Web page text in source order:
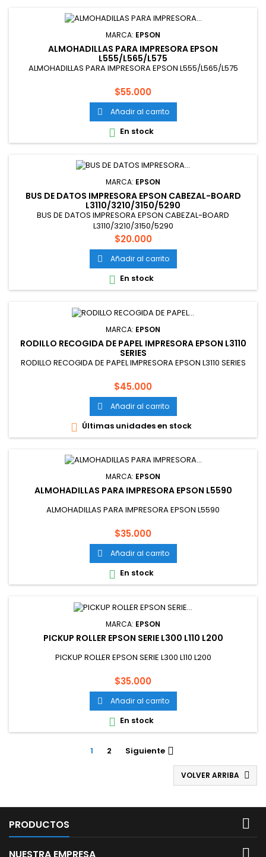
MARCA: EPSON
ALMOHADILLAS PARA IMPRESORA EPSON
L555/L565/L575
ALMOHADILLAS PARA IMPRESORA EPSON L555/L565/L575
Precio
$55.000
 Añadir al carrito
 En stock
MARCA: EPSON
BUS DE DATOS IMPRESORA EPSON CABEZAL-BOARD
L3110/3210/3150/5290
BUS DE DATOS IMPRESORA EPSON CABEZAL-BOARD
L3110/3210/3150/5290
Precio
$20.000
 Añadir al carrito
 En stock
MARCA: EPSON
RODILLO RECOGIDA DE PAPEL IMPRESORA EPSON L3110
SERIES
RODILLO RECOGIDA DE PAPEL IMPRESORA EPSON L3110 SERIES
Precio
$45.000
 Añadir al carrito
 Últimas unidades en stock
MARCA: EPSON
ALMOHADILLAS PARA IMPRESORA EPSON L5590
ALMOHADILLAS PARA IMPRESORA EPSON L5590
Precio
$35.000
 Añadir al carrito
 En stock
MARCA: EPSON
PICKUP ROLLER EPSON SERIE L300 L110 L200
PICKUP ROLLER EPSON SERIE L300 L110 L200
Precio
$35.000
 Añadir al carrito
 En stock
1 2 Siguiente 
VOLVER ARRIBA 
PRODUCTOS 
NUESTRA EMPRESA 